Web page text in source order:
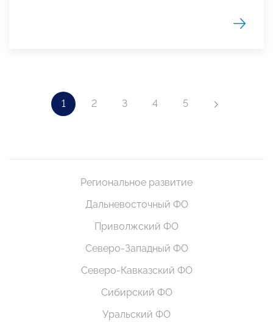
1 2 3 4 5
Региональное развитие
Дальневосточный ФО
Приволжский ФО
Северо-Западный ФО
Северо-Кавказский ФО
Сибирский ФО
Уральский ФО